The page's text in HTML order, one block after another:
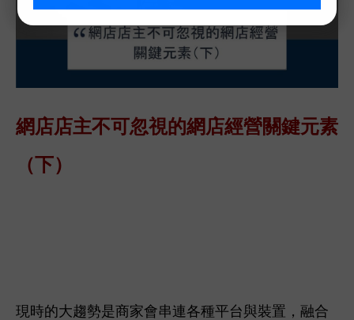
網店店主不可忽視的網店經營關鍵元素
（下）
現時的大趨勢是商家會串連各種平台與裝置，融合